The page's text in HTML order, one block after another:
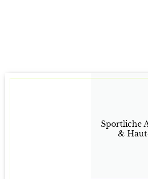
Sportliche
&